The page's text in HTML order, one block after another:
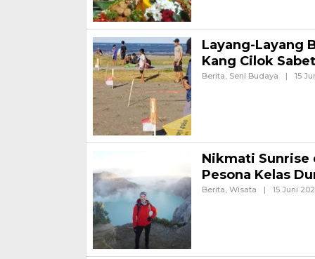
Layang-Layang
Kang Cilok
Berita, Seni Budaya | 15
Nikmati Sunrise
Pesona Kelas
Berita, Wisata | 15 Juni